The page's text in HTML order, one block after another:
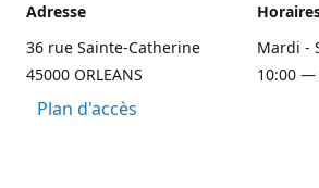
Adresse
36 rue Sainte-Catherine
45000 ORLEANS
Plan d'accès
Mardi -
10:00 —